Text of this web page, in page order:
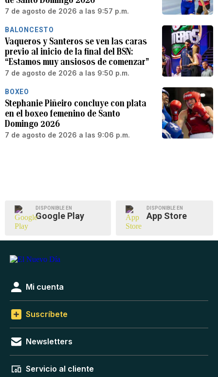
7 de agosto de 2026 a las 9:57 p.m.
BALONCESTO
Vaqueros y Santeros se ven las caras
previo al inicio de la final del BSN:
“Estamos muy ansiosos de comenzar”
7 de agosto de 2026 a las 9:50 p.m.
BOXEO
Stephanie Piñeiro concluye con plata
en el boxeo femenino de Santo
Domingo 2026
7 de agosto de 2026 a las 9:06 p.m.
DISPONIBLE EN
Google Play
DISPONIBLE EN
App Store
Mi cuenta
Suscríbete
Newsletters
Servicio al cliente